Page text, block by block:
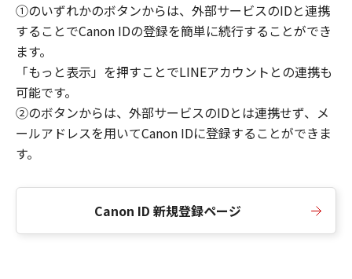
①のいずれかのボタンからは、外部サービスのIDと連携
することでCanon IDの登録を簡単に続行することができ
ます。
「もっと表示」を押すことでLINEアカウントとの連携も
可能です。
②のボタンからは、外部サービスのIDとは連携せず、メ
ールアドレスを用いてCanon IDに登録することができま
す。
Canon ID 新規登録ページ